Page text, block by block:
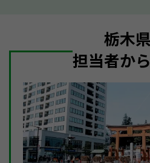
栃木
担当者か